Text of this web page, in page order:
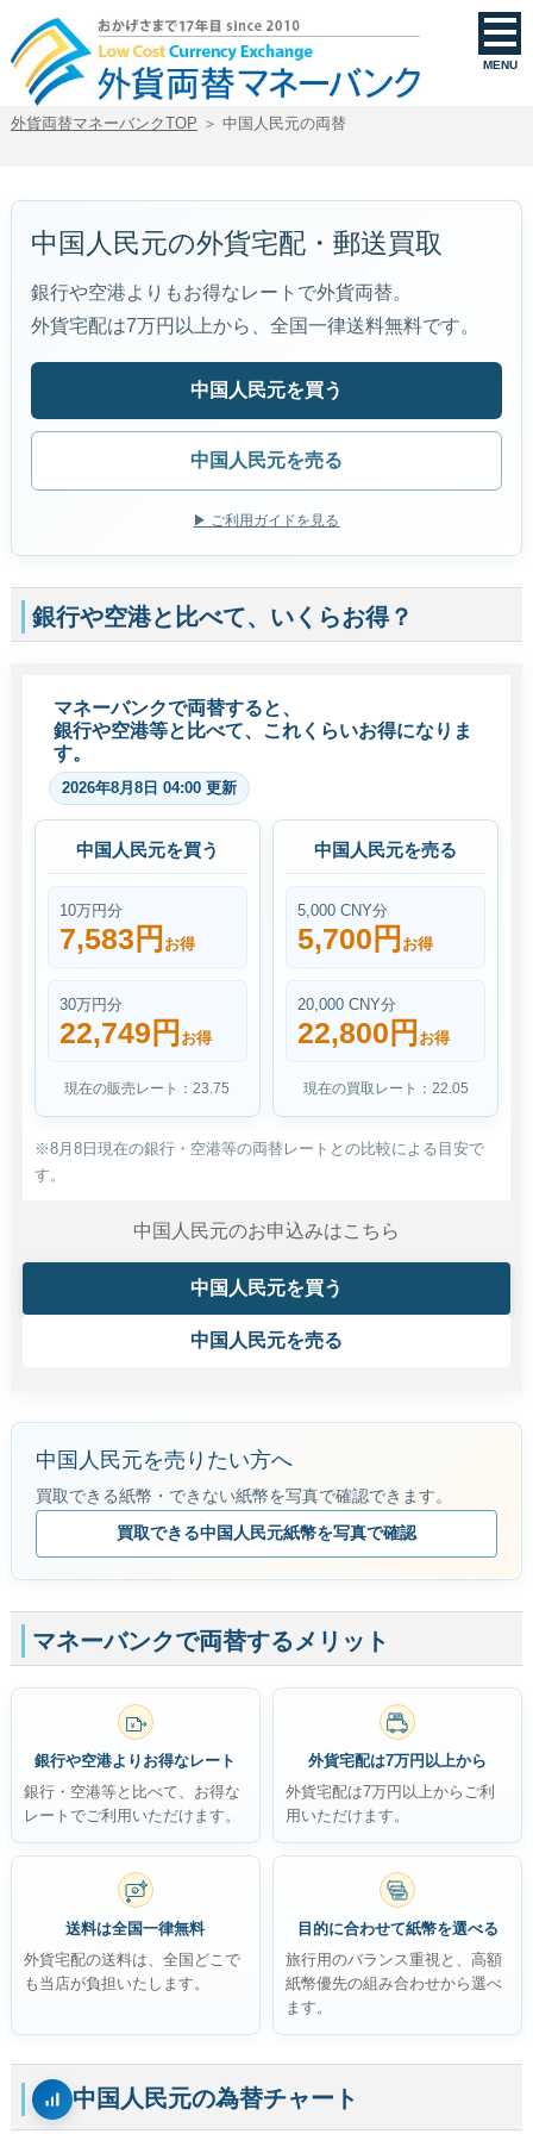
MENU
外貨両替マネーバンクTOP ＞ 中国人民元の両替
中国人民元の外貨宅配・郵送買取
銀行や空港よりもお得なレートで外貨両替。
外貨宅配は7万円以上から、全国一律送料無料です。
中国人民元を買う
中国人民元を売る
▶ ご利用ガイドを見る
銀行や空港と比べて、いくらお得？
マネーバンクで両替すると、
銀行や空港等と比べて、これくらいお得になりま
す。
2026年8月8日 04:00 更新
中国人民元を買う
10万円分
7,583円 お得
30万円分
22,749円 お得
現在の販売レート：23.75
中国人民元を売る
5,000 CNY分
5,700円 お得
20,000 CNY分
22,800円 お得
現在の買取レート：22.05
※8月8日現在の銀行・空港等の両替レートとの比較による目安で
す。
中国人民元のお申込みはこちら
中国人民元を買う
中国人民元を売る
中国人民元を売りたい方へ
買取できる紙幣・できない紙幣を写真で確認できます。
買取できる中国人民元紙幣を写真で確認
マネーバンクで両替するメリット
¥
銀行や空港よりお得なレート
銀行・空港等と比べて、お得な
レートでご利用いただけます。
無料
外貨宅配は7万円以上から
外貨宅配は7万円以上からご利
用いただけます。
$
送料は全国一律無料
外貨宅配の送料は、全国どこで
も当店が負担いたします。
目的に合わせて紙幣を選べる
旅行用のバランス重視と、高額
紙幣優先の組み合わせから選べ
ます。
中国人民元の為替チャート